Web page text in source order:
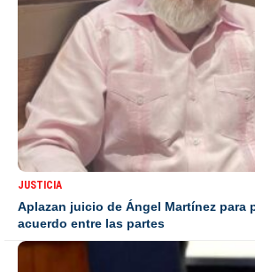
JUSTICIA
Aplazan juicio de Ángel Martínez para
acuerdo entre las partes